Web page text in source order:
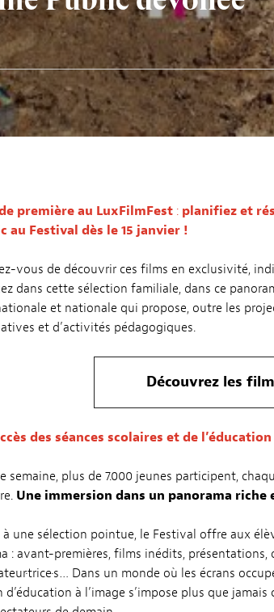
première au LuxFilmFest : planifiez et
au Festival dès le 15 janvier !
vous de découvrir ces films en exclusivité,
dans cette sélection familiale, dans ce
et nationale qui propose, outre les
et d’activités pédagogiques.
Découvrez les
des séances scolaires et de
semaine, plus de 7.000 jeunes participent,
Une immersion dans un panorama riche
à une sélection pointue, le Festival offre aux
: avant-premières, films inédits, présentations,
Dans un monde où les écrans
d’éducation à l’image s’impose plus que